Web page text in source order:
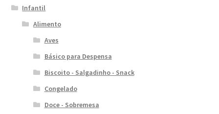
Infantil
Alimento
Aves
Básico para Despensa
Biscoito - Salgadinho - Snack
Congelado
Doce - Sobremesa